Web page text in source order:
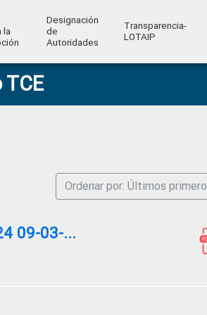
la
Designación
de
Autoridades
Transparencia-
LOTAIP
Ordenar por: Últimos primero
09-03-...